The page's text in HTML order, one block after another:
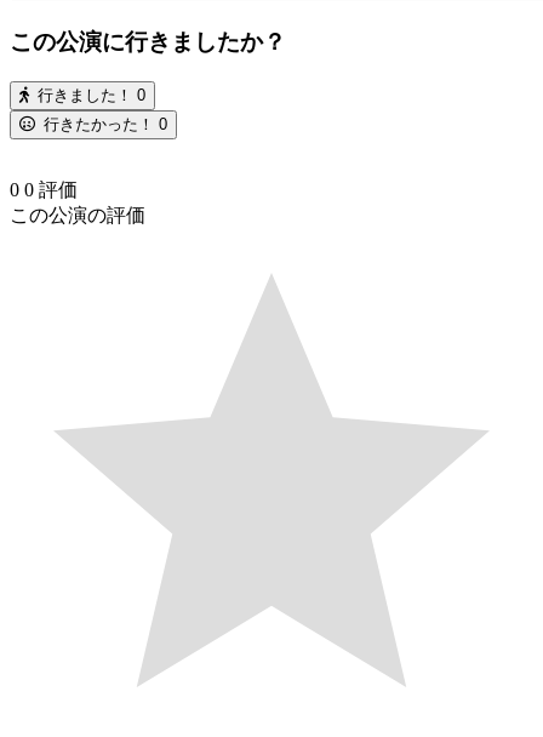
この公演に行きましたか？
行きました！ 0
行きたかった！ 0
0 0 評価
この公演の評価